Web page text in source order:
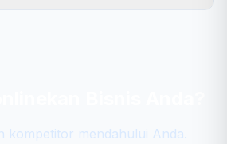
kompetitor mendahului Anda.